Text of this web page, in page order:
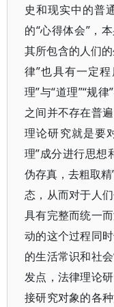
史和现实中的普
的“心得体会”，
其所包含的人们
律”也具有一定
理”与“道理”“规
之间并不存在普
理论研究就是要
理”成分进行思想
伪存真，去粗取
态，从而对于人
具有完整而统一
动的这个过程同
的生活常识和社
发点，法律理论
接研究对象的各